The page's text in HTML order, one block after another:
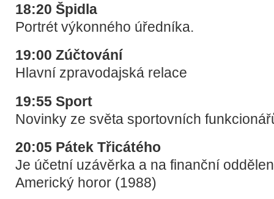
18:20 Špidla
Portrét výkonného úředníka.
19:00 Zúčtování
Hlavní zpravodajská relace
19:55 Sport
Novinky ze světa sportovních
20:05 Pátek Třicátého
Je účetní uzávěrka a na finanční
Americký horor (1988)